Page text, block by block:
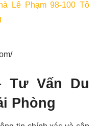
Lê Phạm 98-100 Tô
Tư Vấn Du
Phòng